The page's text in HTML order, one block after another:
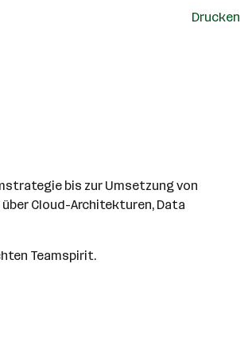
Drucken
bis zur Umsetzung von
Cloud-Architekturen, Data
Teamspirit.